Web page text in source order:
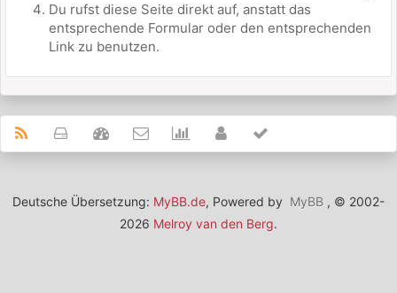
Du rufst diese Seite direkt auf, anstatt das
entsprechende Formular oder den entsprechenden
Link zu benutzen.
Deutsche Übersetzung: MyBB.de, Powered by MyBB , © 2002-
2026 Melroy van den Berg.